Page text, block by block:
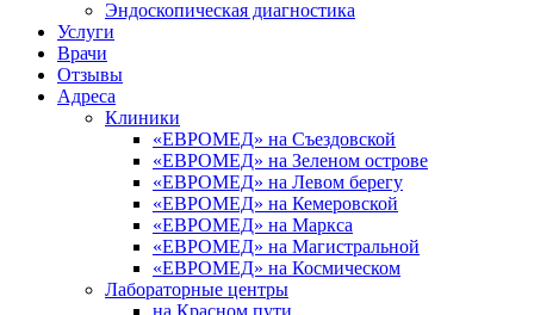
Эндоскопическая диагностика
Услуги
Врачи
Отзывы
Адреса
Клиники
«ЕВРОМЕД» на Съездовской
«ЕВРОМЕД» на Зеленом острове
«ЕВРОМЕД» на Левом берегу
«ЕВРОМЕД» на Кемеровской
«ЕВРОМЕД» на Маркса
«ЕВРОМЕД» на Магистральной
«ЕВРОМЕД» на Космическом
Лабораторные центры
на Красном пути